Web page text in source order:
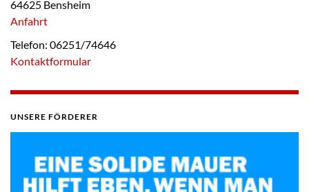
64625 Bensheim
Anfahrt
Telefon: 06251/74646
Kontaktformular
UNSERE FÖRDERER